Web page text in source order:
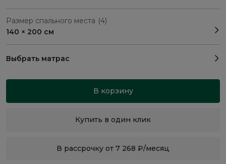
Размер спального места (4)
140 × 200 см
Выбрать матрас
В корзину
Купить в один клик
В рассрочку от 7 268 ₽/месяц